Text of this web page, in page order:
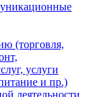
(торговля,
услуги
и пр.)
деятельности